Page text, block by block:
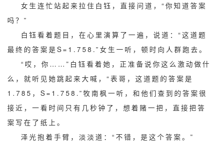
女生连忙站起来拉住白钰，直接问道，“你知道答案
吗？”
白钰看着题目，在心里演算了一遍，说道：“这道题
最终的答案是S=1.758.”女生一听，顿时向人群跑去。
“哎，你……”白钰看着她，正准备说你这么激动做什
么，就听见她跳起来大喊，“表哥，这道题的答案是
1.785，S=1.758.”牧南枫一听，和他们查到的答案很
接近，一看时间只有几秒钟了，想着赌一把，直接把答
案写在了纸上。
泽光抱着手臂，淡淡道：“不错，是这个答案。”